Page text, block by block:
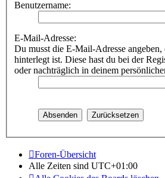
Benutzername:
E-Mail-Adresse:
Du musst die E-Mail-Adresse
hinterlegt ist. Diese hast du bei der
oder nachträglich in deinem
Foren-Übersicht
Alle Zeiten sind UTC+01:00